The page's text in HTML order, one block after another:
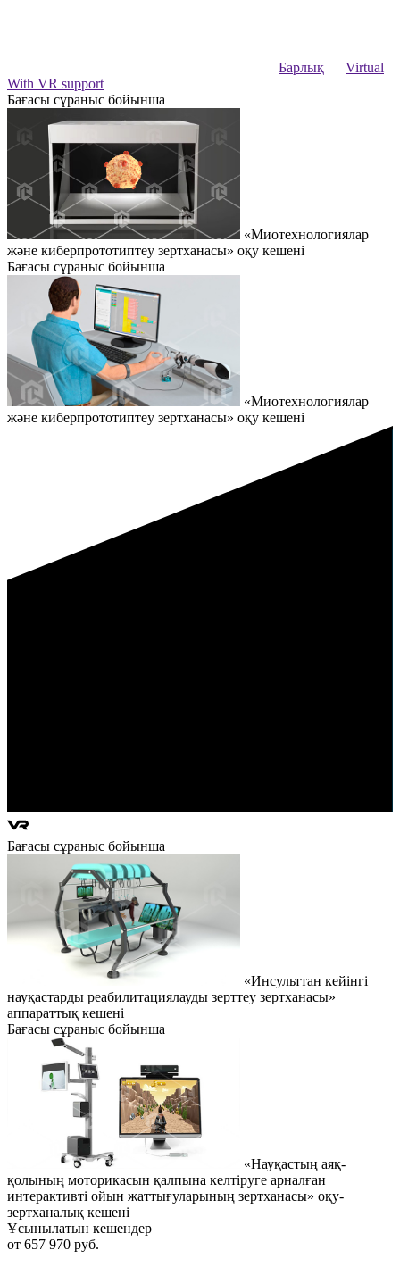
Барлық
Virtual
With VR support
Бағасы сұраныс бойынша
«Миотехнологиялар
және киберпрототиптеу зертханасы» оқу кешені
Бағасы сұраныс бойынша
«Миотехнологиялар
және киберпрототиптеу зертханасы» оқу кешені
Бағасы сұраныс бойынша
«Инсульттан кейінгі
науқастарды реабилитациялауды зерттеу зертханасы»
аппараттық кешені
Бағасы сұраныс бойынша
«Науқастың аяқ-
қолының моторикасын қалпына келтіруге арналған
интерактивті ойын жаттығуларының зертханасы» оқу-
зертханалық кешені
Ұсынылатын кешендер
от 657 970 руб.